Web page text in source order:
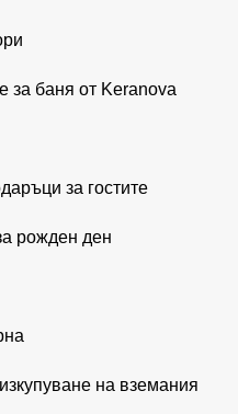
за баня от Keranova
за гостите
рожден ден
на вземания